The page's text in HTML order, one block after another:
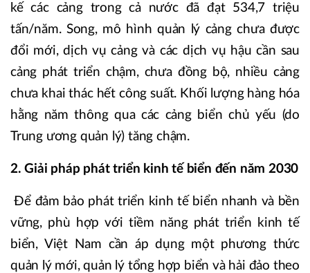
kế các cảng trong cả nước đã đạt 534,7 triệu
tấn/năm. Song, mô hình quản lý cảng chưa được
đổi mới, dịch vụ cảng và các dịch vụ hậu cần sau
cảng phát triển chậm, chưa đồng bộ, nhiều cảng
chưa khai thác hết công suất. Khối lượng hàng hóa
hằng năm thông qua các cảng biển chủ yếu (do
Trung ương quản lý) tăng chậm.
2. Giải pháp phát triển kinh tế biển đến năm 2030
Để đảm bảo phát triển kinh tế biển nhanh và bền
vững, phù hợp với tiềm năng phát triển kinh tế
biển, Việt Nam cần áp dụng một phương thức
quản lý mới, quản lý tổng hợp biển và hải đảo theo